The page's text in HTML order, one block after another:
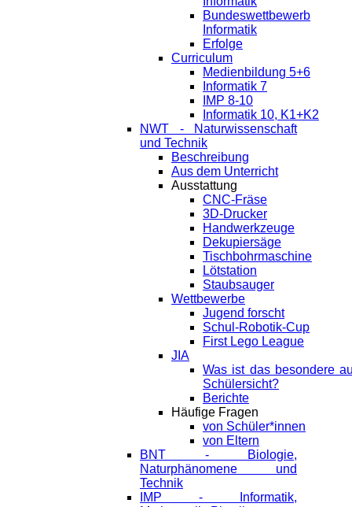
Bundeswettbewerb
Informatik
Erfolge
Curriculum
Medienbildung 5+6
Informatik 7
IMP 8-10
Informatik 10, K1+K2
NWT - Naturwissenschaft
und Technik
Beschreibung
Aus dem Unterricht
Ausstattung
CNC-Fräse
3D-Drucker
Handwerkzeuge
Dekupiersäge
Tischbohrmaschine
Lötstation
Staubsauger
Wettbewerbe
Jugend forscht
Schul-Robotik-Cup
First Lego League
JIA
Was ist das besondere
Schülersicht?
Berichte
Häufige Fragen
von Schüler*innen
von Eltern
BNT - Biologie,
Naturphänomene und
Technik
IMP - Informatik,